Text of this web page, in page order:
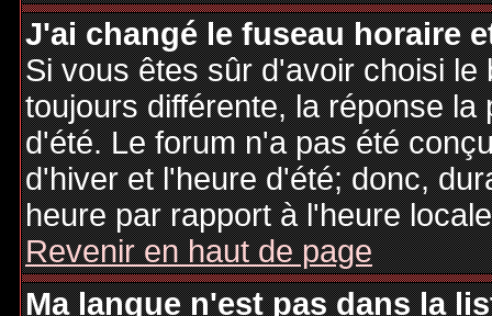
J'ai changé le fuseau horaire
Si vous êtes sûr d'avoir choisi
toujours différente, la réponse
d'été. Le forum n'a pas été
d'hiver et l'heure d'été; donc,
heure par rapport à l'heure
Revenir en haut de page
Ma langue n'est pas dans la